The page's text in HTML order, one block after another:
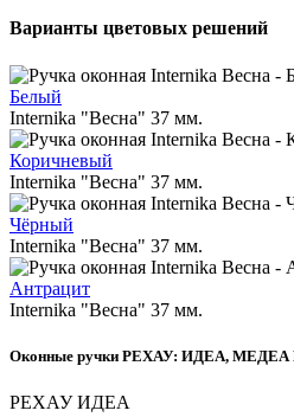
Варианты цветовых решений
Белый
Internika "Весна" 37 мм.
Коричневый
Internika "Весна" 37 мм.
Чёрный
Internika "Весна" 37 мм.
Антрацит
Internika "Весна" 37 мм.
Оконные ручки РЕХАУ: ИДЕА,
РЕХАУ ИДЕА